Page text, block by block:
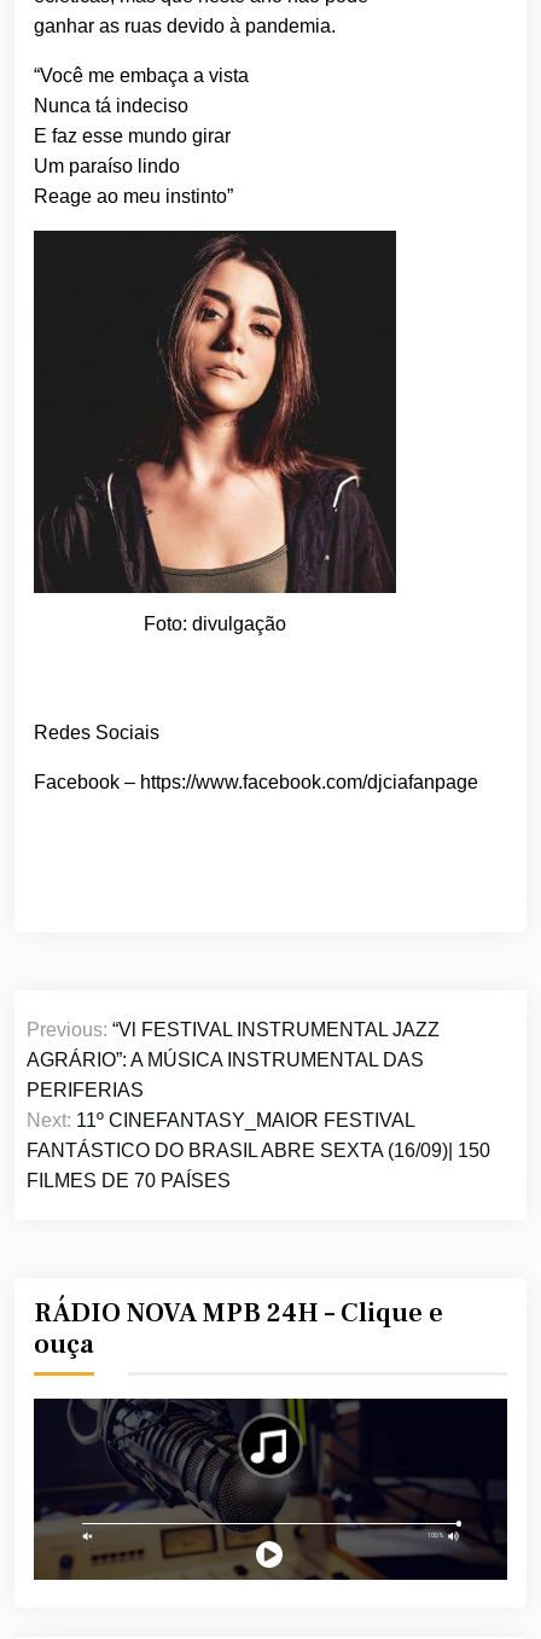
ganhar as ruas devido à pandemia.
“Você me embaça a vista
Nunca tá indeciso
E faz esse mundo girar
Um paraíso lindo
Reage ao meu instinto”
Foto: divulgação
Redes Sociais
Facebook – https://www.facebook.com/djciafanpage
Navegação
de
Post
Previous: “Vl FESTIVAL INSTRUMENTAL JAZZ
AGRÁRIO”: A MÚSICA INSTRUMENTAL DAS
PERIFERIAS
Next: 11º CINEFANTASY_MAIOR FESTIVAL
FANTÁSTICO DO BRASIL ABRE SEXTA (16/09)| 150
FILMES DE 70 PAÍSES
RÁDIO NOVA MPB 24H – Clique e
ouça